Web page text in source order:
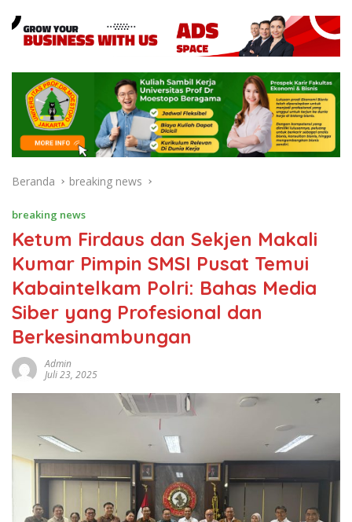
Beranda breaking news
breaking news
Ketum Firdaus dan Sekjen Makali
Kumar Pimpin SMSI Pusat Temui
Kabaintelkam Polri: Bahas Media
Siber yang Profesional dan
Berkesinambungan
Admin
Juli 23, 2025